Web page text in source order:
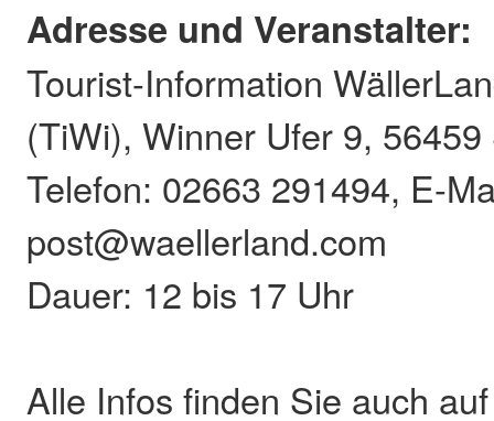
Adresse und Veranstalter:
Tourist-Information
(TiWi), Winner Ufer 9,
Telefon: 02663 291494, E-
post@waellerland.com
Dauer: 12 bis 17 Uhr
Alle Infos finden Sie auch